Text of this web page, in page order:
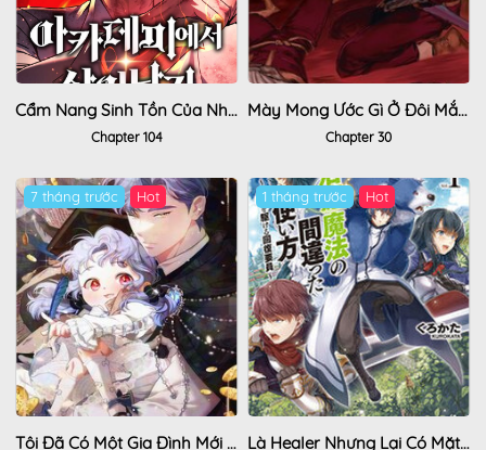
Cẩm Nang Sinh Tồn Của Nhân Vật Phụ Ở Học Viện
Chapter 104
Mày Mong Ước Gì Ở Đôi Mắt Đục Ngầu Ấy
Chapter 30
7 tháng trước Hot
Tôi Đã Có Một Gia Đình Mới Mà Trước Đó Không Nằm Trong Kế Hoạch Nhận Nuôi.
1 tháng trước Hot
Là Healer Nhưng Lại Có Mặt Trên Chiến Trường